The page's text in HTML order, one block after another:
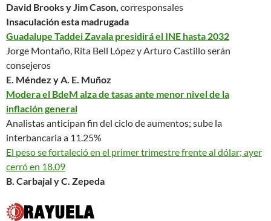
David Brooks y Jim Cason, corresponsales
Insaculación esta madrugada
Guadalupe Taddei Zavala presidirá el INE hasta 2032
Jorge Montaño, Rita Bell López y Arturo Castillo serán
consejeros
E. Méndez y A. E. Muñoz
Modera el BdeM alza de tasas ante menor nivel de la
inflación general
Analistas anticipan fin del ciclo de aumentos; sube la
interbancaria a 11.25%
El peso se fortaleció en el primer trimestre frente al dólar; ayer
cerró en 18.09
B. Carbajal y C. Zepeda